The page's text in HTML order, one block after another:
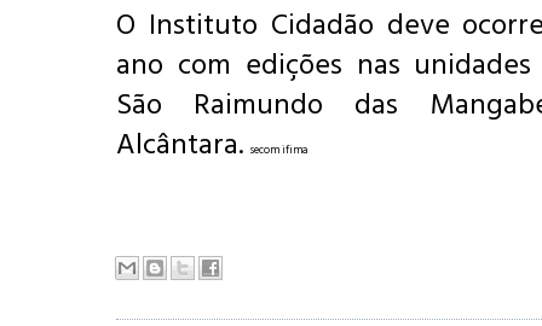
O Instituto Cidadão deve
ano com edições nas
São Raimundo das
Alcântara. secom ifima